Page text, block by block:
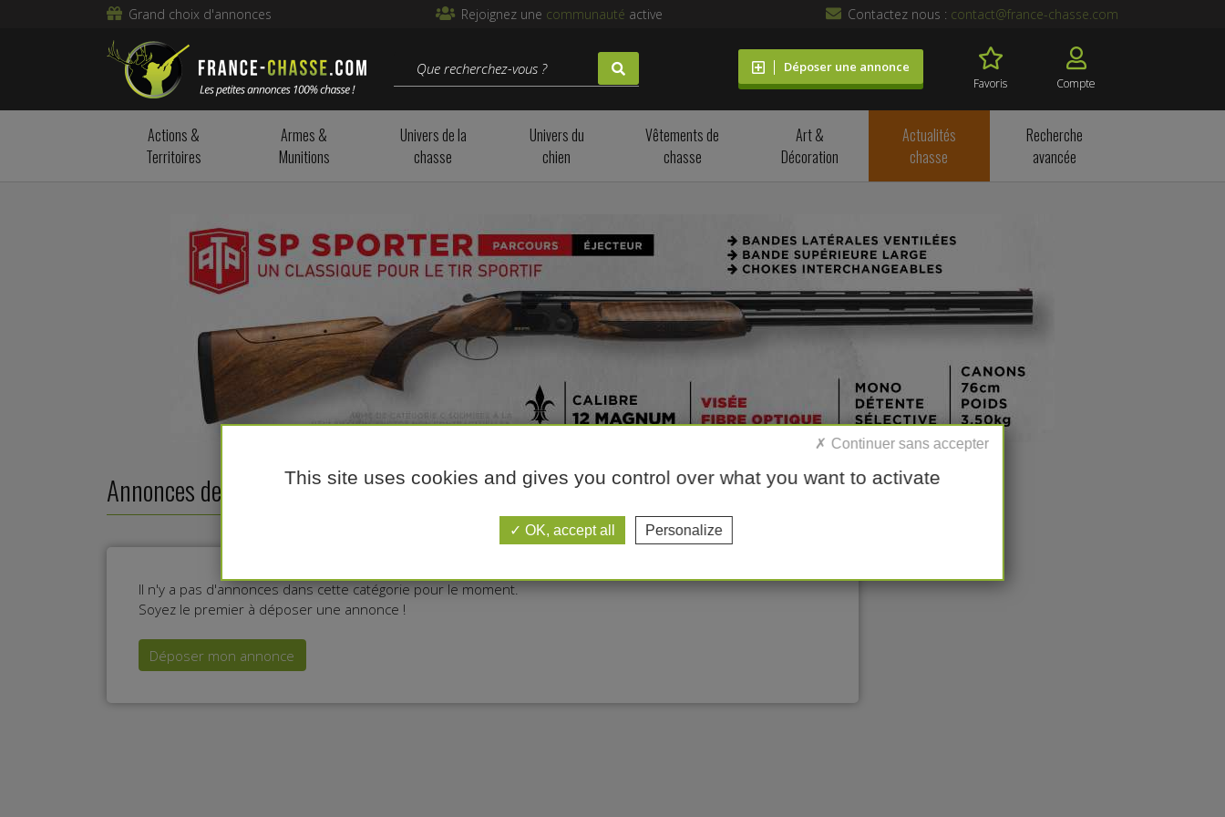
Grand choix d'annonces Rejoignez une communauté active Contactez nous : contact@france-chasse.com
Déposer une annonce
Favoris Compte
Actions &
Territoires
Armes &
Munitions
Univers de la
chasse
Univers du
chien
Vêtements de
chasse
Art &
Décoration
Actualités
chasse
Recherche
avancée
Annonces de Balthade
Il n'y a pas d'annonces dans cette catégorie pour le moment.
Soyez le premier à déposer une annonce !
Déposer mon annonce
This site uses cookies and gives you control over what you want to activate
OK, accept all Personalize